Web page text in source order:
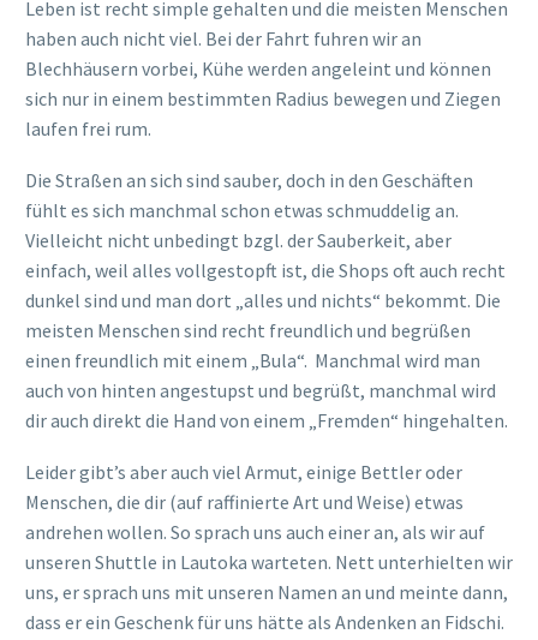
Leben ist recht simple gehalten und die meisten Menschen
haben auch nicht viel. Bei der Fahrt fuhren wir an
Blechhäusern vorbei, Kühe werden angeleint und können
sich nur in einem bestimmten Radius bewegen und Ziegen
laufen frei rum.
Die Straßen an sich sind sauber, doch in den Geschäften
fühlt es sich manchmal schon etwas schmuddelig an.
Vielleicht nicht unbedingt bzgl. der Sauberkeit, aber
einfach, weil alles vollgestopft ist, die Shops oft auch recht
dunkel sind und man dort „alles und nichts“ bekommt. Die
meisten Menschen sind recht freundlich und begrüßen
einen freundlich mit einem „Bula“. Manchmal wird man
auch von hinten angestupst und begrüßt, manchmal wird
dir auch direkt die Hand von einem „Fremden“ hingehalten.
Leider gibt’s aber auch viel Armut, einige Bettler oder
Menschen, die dir (auf raffinierte Art und Weise) etwas
andrehen wollen. So sprach uns auch einer an, als wir auf
unseren Shuttle in Lautoka warteten. Nett unterhielten wir
uns, er sprach uns mit unseren Namen an und meinte dann,
dass er ein Geschenk für uns hätte als Andenken an Fidschi.